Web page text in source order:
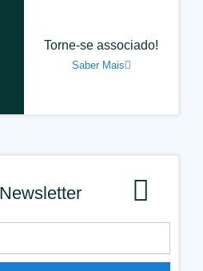
Torne-se associado!
Saber Mais